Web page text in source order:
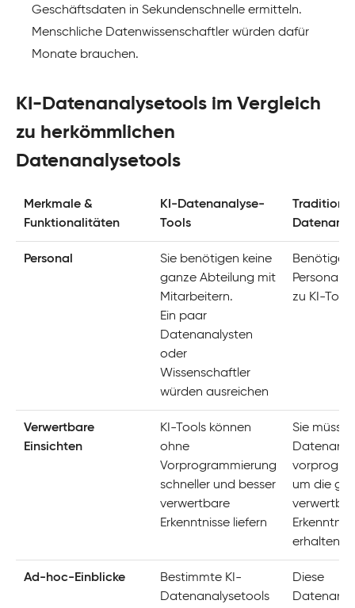
Geschäftsdaten in Sekundenschnelle ermitteln.
Menschliche Datenwissenschaftler würden dafür
Monate brauchen.
KI-Datenanalysetools im Vergleich
zu herkömmlichen
Datenanalysetools
Merkmale &
Funktionalitäten
KI-Datenanalyse-
Tools
Personal
Sie benötigen keine
ganze Abteilung mit
Mitarbeitern.
Ein paar
Datenanalysten
oder
Wissenschaftler
würden ausreichen
Benötigen
Personal
zu KI-Tools
Verwertbare
Einsichten
KI-Tools können
ohne
Vorprogrammierung
schneller und besser
verwertbare
Erkenntnisse liefern
Sie
um die
erhalten
Ad-hoc-Einblicke
Bestimmte KI-
Datenanalysetools
Diese